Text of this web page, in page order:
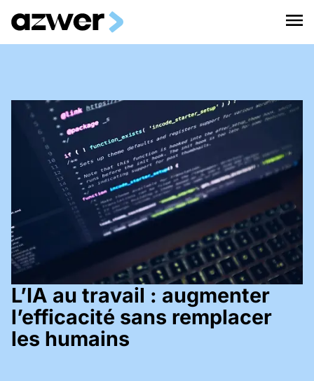
L’IA au travail : augmenter
l’efficacité sans remplacer
les humains